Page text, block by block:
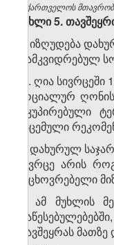
საქართველოს
მუხლი5.
1. იზღუდება
დამკვიდრებულ
. ღია სივრცეში
სოციალურ
ოკუპირებული
გაცემული
2. დახურულ
სივრცე არის
საცხოვრებელი
3. ამ მუხლის
თავშეყრას